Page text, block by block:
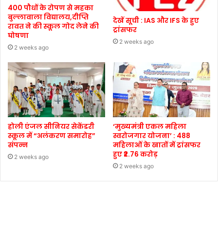
400 पौधों के रोपण से महका
बुल्लावाला विद्यालय,दीप्ति
रावत ने की स्कूल गोद लेने की
घोषणा
2 weeks ago
देखें सूची : IAS और IFS के हुए
ट्रांसफर
2 weeks ago
होली एंजल सीनियर सेकेंडरी
स्कूल में “अलंकरण समारोह”
संपन्न
2 weeks ago
‘मुख्यमंत्री एकल महिला
स्वरोजगार योजना’ : 488
महिलाओं के खातों में ट्रांसफर
हुए ₹2.76 करोड़
2 weeks ago